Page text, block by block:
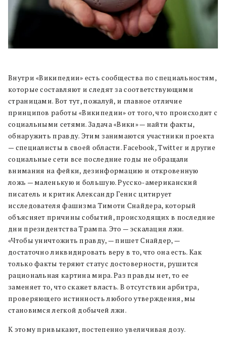
Внутри «Википедии» есть сообщества по специальностям,
которые составляют и следят за соответствующими
страницами. Вот тут, пожалуй, и главное отличие
принципов работы «Википедии» от того, что происходит с
социальными сетями. Задача «Вики» — найти факты,
обнаружить правду. Этим занимаются участники проекта
— специалисты в своей области. Facebook, Twitter и другие
социальные сети все последние годы не обращали
внимания на фейки, дезинформацию и откровенную
ложь — маленькую и большую. Русско-американский
писатель и критик Александр Генис цитирует
исследователя фашизма Тимоти Снайдера, который
объясняет причины событий, происходящих в последние
дни президентства Трампа. Это — эскалация лжи.
«Чтобы уничтожить правду, — пишет Снайдер, —
достаточно ликвидировать веру в то, что она есть. Как
только факты теряют статус достоверности, рушится
рациональная картина мира. Раз правды нет, то ее
заменяет то, что скажет власть. В отсутствии арбитра,
проверяющего истинность любого утверждения, мы
становимся легкой добычей лжи.
К этому привыкают, постепенно увеличивая дозу.